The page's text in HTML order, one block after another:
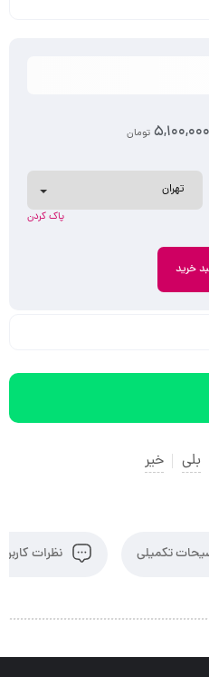
5,100,000 تومان
پاک کردن
خرید
بلی خیر
تکمیلی نظرات